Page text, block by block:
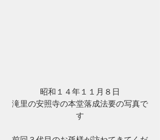
昭和１４年１１月８日
滝里の安照寺の本堂落成法要の写真で
す